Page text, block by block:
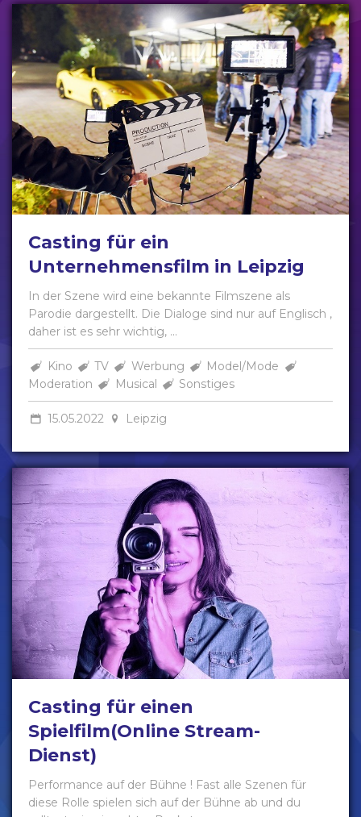
Casting für ein
Unternehmensfilm in Leipzig
In der Szene wird eine bekannte Filmszene als
Parodie dargestellt. Die Dialoge sind nur auf Englisch ,
daher ist es sehr wichtig, ...
Kino TV Werbung
Model/Mode
Moderation
Musical Sonstiges
15.05.2022 Leipzig
Casting für einen
Spielfilm(Online Stream-
Dienst)
Performance auf der Bühne ! Fast alle Szenen für
diese Rolle spielen sich auf der Bühne ab und du